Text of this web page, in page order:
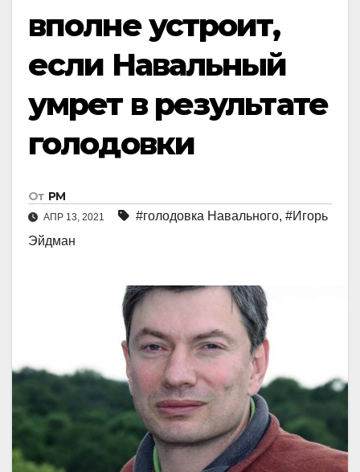
вполне устроит,
если Навальный
умрет в результате
голодовки
От РМ
АПР 13, 2021 #голодовка Навального, #Игорь
Эйдман